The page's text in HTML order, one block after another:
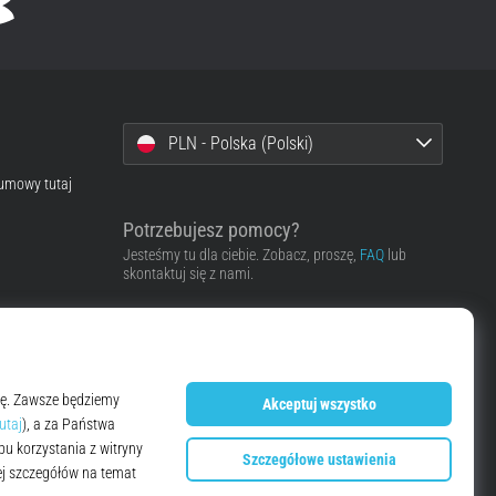
tutaj
PLN - Polska (Polski)
Potrzebujesz pomocy?
Jesteśmy tu dla ciebie. Zobacz, proszę, FAQlub
skontaktuj się z nami.